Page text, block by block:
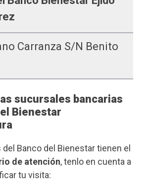
Carranza S/n Benito
sucursales bancarias
Bienestar
Banco del Bienestar tienen el
de atención, tenlo en cuenta a
tu visita: